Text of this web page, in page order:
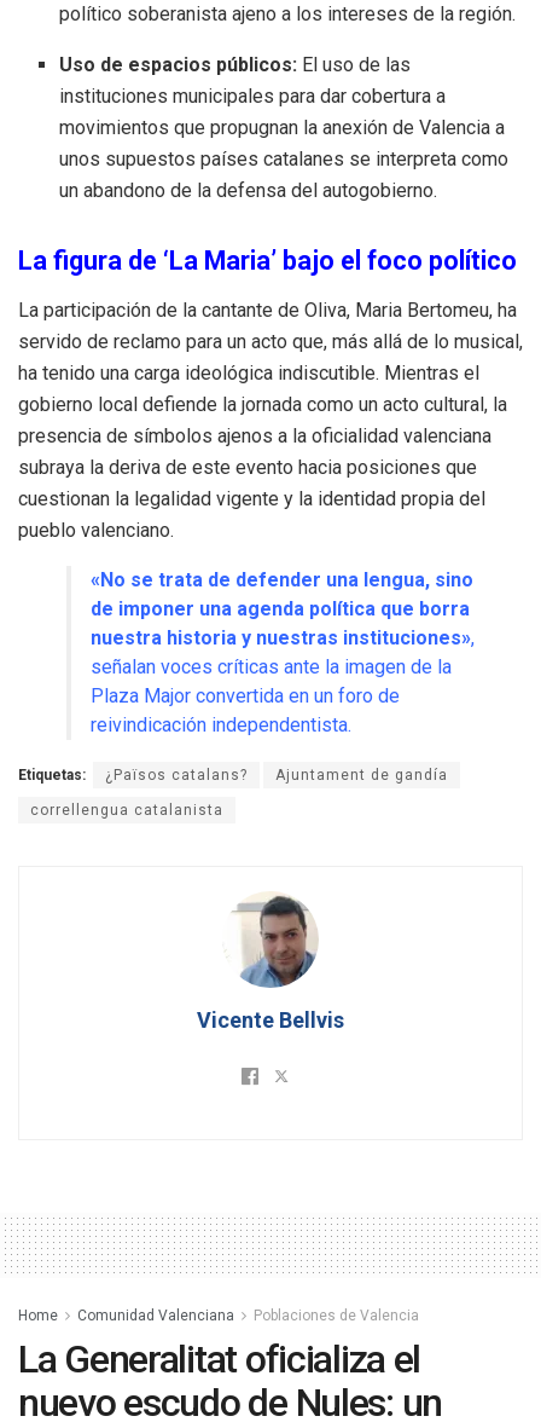
político soberanista ajeno a los intereses de la región.
Uso de espacios públicos: El uso de las
instituciones municipales para dar cobertura a
movimientos que propugnan la anexión de Valencia a
unos supuestos países catalanes se interpreta como
un abandono de la defensa del autogobierno.
La figura de ‘La Maria’ bajo el foco político
La participación de la cantante de Oliva, Maria Bertomeu, ha
servido de reclamo para un acto que, más allá de lo musical,
ha tenido una carga ideológica indiscutible. Mientras el
gobierno local defiende la jornada como un acto cultural, la
presencia de símbolos ajenos a la oficialidad valenciana
subraya la deriva de este evento hacia posiciones que
cuestionan la legalidad vigente y la identidad propia del
pueblo valenciano.
«No se trata de defender una lengua, sino
de imponer una agenda política que borra
nuestra historia y nuestras instituciones»,
señalan voces críticas ante la imagen de la
Plaza Major convertida en un foro de
reivindicación independentista.
Etiquetas: ¿Països catalans? Ajuntament de gandía
correllengua catalanista
Vicente Bellvis
Home Comunidad Valenciana Poblaciones de Valencia
La Generalitat oficializa el
nuevo escudo de Nules: un